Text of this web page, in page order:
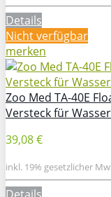
Details
Nicht verfügbar
merken
Zoo Med TA-40E
Versteck für
39,08 €
inkl. 19% gesetzlicher